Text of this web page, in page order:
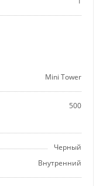
Mini Tower
500
Черный
Внутренний